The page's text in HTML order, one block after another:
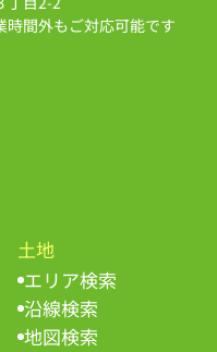
間外もご対応可能です
土地
エリア検索
沿線検索
地図検索